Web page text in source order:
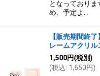
となっており
め、予定よ…
【販売期間終
レームアクリ
1,500円(税別)
(税込: 1,650円)